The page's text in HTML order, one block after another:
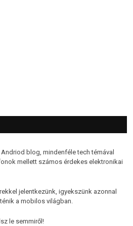
blog, mindenféle tech témával
mellett számos érdekes elektronikai
jelentkezünk, igyekszünk azonnal
a mobilos világban.
le semmiről!